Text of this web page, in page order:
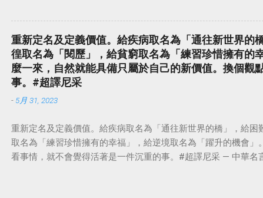
重新定名及定義價值。給疾病取名為「通往新世界的
徨取名為「閱歷」，給貧窮取名為「練習珍惜擁有的
麼一來，自然就能具備只屬於自己的新價值。換個觀
事。#超譯尼采
- 5月 31, 2023
重新定名及定義價值。給疾病取名為「通往新世界的橋」，給
取名為「練習珍惜擁有的幸福」，給逆境取名為「躍升的機會
看事情，就不會覺得活著是一件沉重的事。#超譯尼采 — 中華名